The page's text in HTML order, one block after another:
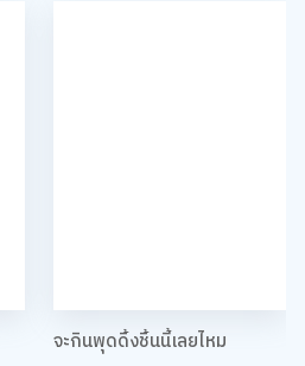
จะกินพุดดิ้งชิ้นนี้เลยไหม